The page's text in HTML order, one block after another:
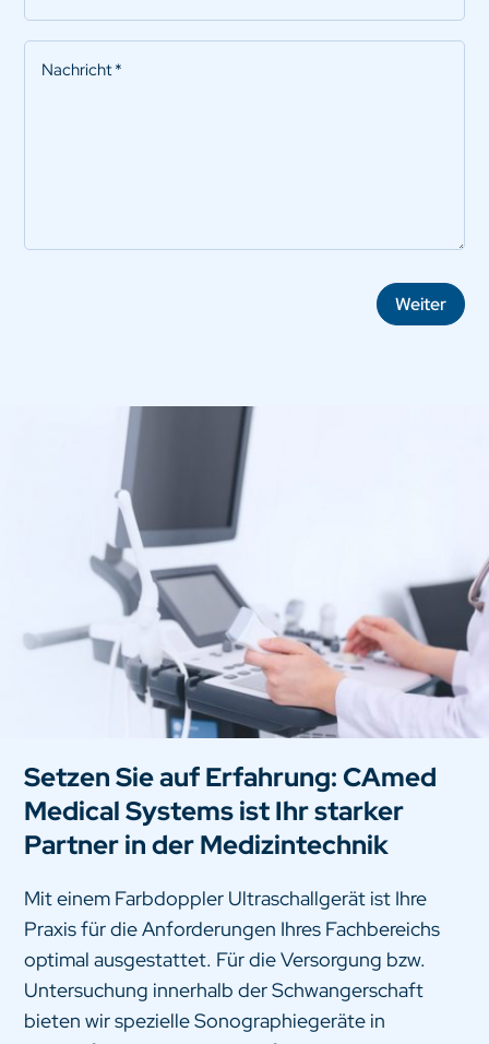
Nachricht
Weiter
Setzen Sie auf Erfahrung: CAmed
Medical Systems ist Ihr starker
Partner in der Medizintechnik
Mit einem Farbdoppler Ultraschallgerät ist Ihre
Praxis für die Anforderungen Ihres Fachbereichs
optimal ausgestattet. Für die Versorgung bzw.
Untersuchung innerhalb der Schwangerschaft
bieten wir spezielle Sonographiegeräte in